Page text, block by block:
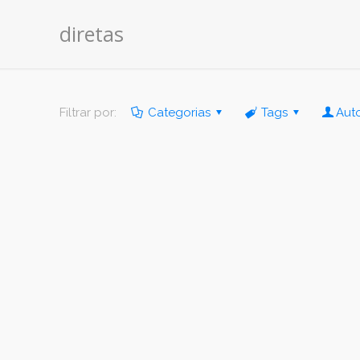
diretas
Filtrar por: Categorias Tags